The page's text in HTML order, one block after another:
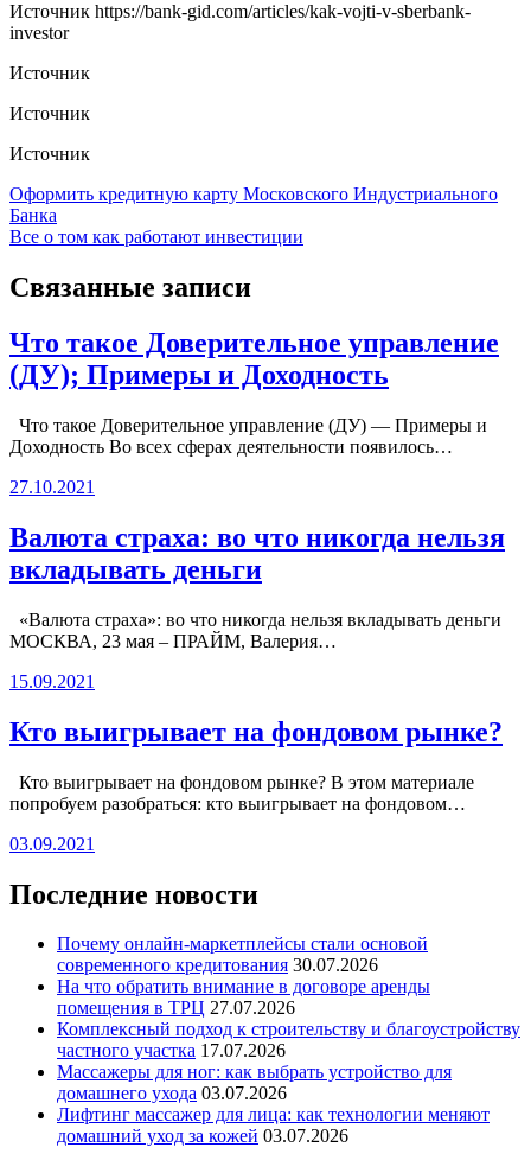
Источник https://bank-gid.com/articles/kak-vojti-v-sberbank-
investor
Источник
Источник
Источник
Навигация
по
Оформить кредитную карту Московского Индустриального
Банка
Все о том как работают инвестиции
Связанные записи
Что такое Доверительное управление
(ДУ); Примеры и Доходность
Что такое Доверительное управление (ДУ) — Примеры и
Доходность Во всех сферах деятельности появилось…
27.10.2021
Валюта страха: во что никогда нельзя
вкладывать деньги
«Валюта страха»: во что никогда нельзя вкладывать деньги
МОСКВА, 23 мая – ПРАЙМ, Валерия…
15.09.2021
Кто выигрывает на фондовом рынке?
Кто выигрывает на фондовом рынке? В этом материале
попробуем разобраться: кто выигрывает на фондовом…
03.09.2021
Последние новости
Почему онлайн-маркетплейсы стали основой
современного кредитования 30.07.2026
На что обратить внимание в договоре аренды
помещения в ТРЦ 27.07.2026
Комплексный подход к строительству и благоустройству
частного участка 17.07.2026
Массажеры для ног: как выбрать устройство для
домашнего ухода 03.07.2026
Лифтинг массажер для лица: как технологии меняют
домашний уход за кожей 03.07.2026